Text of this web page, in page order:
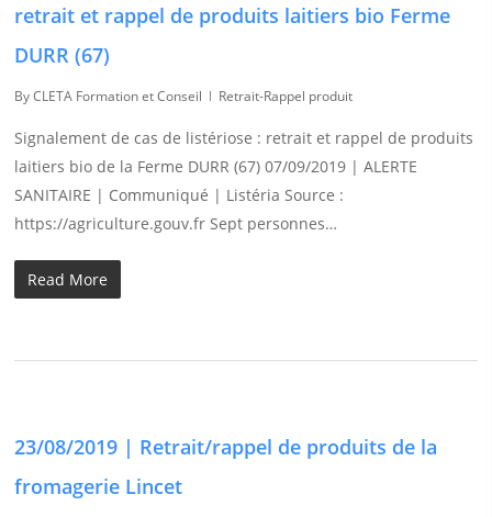
retrait et rappel de produits laitiers bio Ferme
DURR (67)
By CLETA Formation et Conseil Retrait-Rappel produit
Signalement de cas de listériose : retrait et rappel de produits
laitiers bio de la Ferme DURR (67) 07/09/2019 | ALERTE
SANITAIRE | Communiqué | Listéria Source :
https://agriculture.gouv.fr Sept personnes…
Read More
23/08/2019 | Retrait/rappel de produits de la
fromagerie Lincet